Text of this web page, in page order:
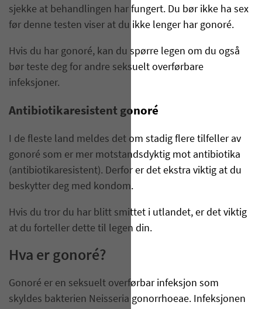
sjekke at behandlingen har fungert. Du bør ikke ha sex
før denne testen viser at du ikke lenger har gonoré.
Hvis du har gonoré, kan du spørre legen om du også
bør teste deg for andre seksuelt overførbare
infeksjoner.
Antibiotikaresistent gonoré
I de fleste land meldes det om stadig flere tilfeller av
gonoré som er mer motstandsdyktig mot antibiotika
(antibiotikaresistent). Derfor er det ekstra viktig at du
beskytter deg med kondom.
Hvis du tror du har blitt smittet i utlandet, er det viktig
at du forteller dette til legen din.
Hva er gonoré?
Gonoré er en seksuelt overførbar infeksjon som
skyldes bakterien Neisseria gonorrhoeae. Infeksjonen